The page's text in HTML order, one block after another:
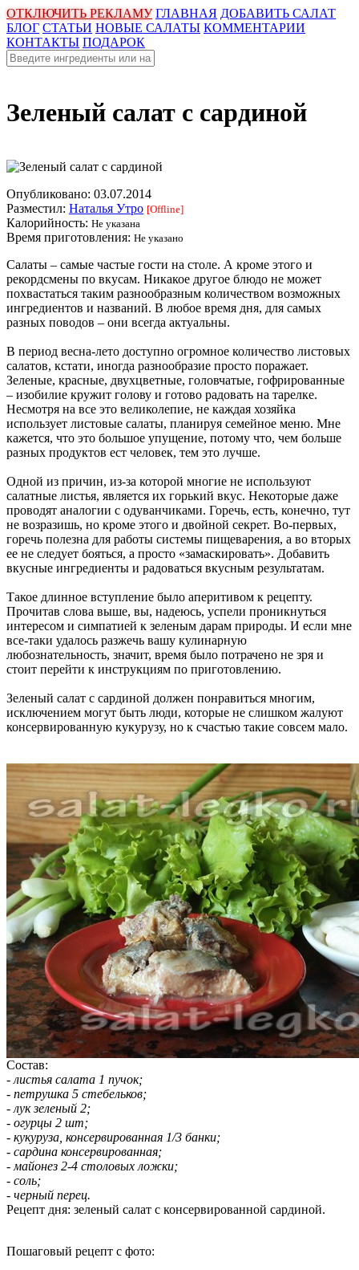
ОТКЛЮЧИТЬ РЕКЛАМУ ГЛАВНАЯ ДОБАВИТЬ САЛАТ
БЛОГ СТАТЬИ НОВЫЕ САЛАТЫ КОММЕНТАРИИ
КОНТАКТЫ ПОДАРОК
Зеленый салат с сардиной
Опубликовано: 03.07.2014
Разместил: Наталья Утро [Offline]
Калорийность: Не указана
Время приготовления: Не указано
Салаты – самые частые гости на столе. А кроме этого и
рекордсмены по вкусам. Никакое другое блюдо не может
похвастаться таким разнообразным количеством возможных
ингредиентов и названий. В любое время дня, для самых
разных поводов – они всегда актуальны.
В период весна-лето доступно огромное количество листовых
салатов, кстати, иногда разнообразие просто поражает.
Зеленые, красные, двухцветные, головчатые, гофрированные
– изобилие кружит голову и готово радовать на тарелке.
Несмотря на все это великолепие, не каждая хозяйка
использует листовые салаты, планируя семейное меню. Мне
кажется, что это большое упущение, потому что, чем больше
разных продуктов ест человек, тем это лучше.
Одной из причин, из-за которой многие не используют
салатные листья, является их горький вкус. Некоторые даже
проводят аналогии с одуванчиками. Горечь, есть, конечно, тут
не возразишь, но кроме этого и двойной секрет. Во-первых,
горечь полезна для работы системы пищеварения, а во вторых
ее не следует бояться, а просто «замаскировать». Добавить
вкусные ингредиенты и радоваться вкусным результатам.
Такое длинное вступление было аперитивом к рецепту.
Прочитав слова выше, вы, надеюсь, успели проникнуться
интересом и симпатией к зеленым дарам природы. И если мне
все-таки удалось разжечь вашу кулинарную
любознательность, значит, время было потрачено не зря и
стоит перейти к инструкциям по приготовлению.
Зеленый салат с сардиной должен понравиться многим,
исключением могут быть люди, которые не слишком жалуют
консервированную кукурузу, но к счастью такие совсем мало.
Состав:
- листья салата 1 пучок;
- петрушка 5 стебельков;
- лук зеленый 2;
- огурцы 2 шт;
- кукуруза, консервированная 1/3 банки;
- сардина консервированная;
- майонез 2-4 столовых ложки;
- соль;
- черный перец.
Рецепт дня: зеленый салат с консервированной сардиной.
Пошаговый рецепт с фото: